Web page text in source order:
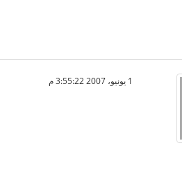
1 يونيو، 2007 3:55:22 م